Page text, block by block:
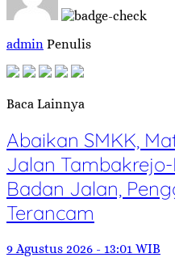
admin Penulis
Baca Lainnya
Abaikan SMKK,
Jalan
Badan Jalan,
Terancam
9 Agustus 2026 - 13:01 WIB